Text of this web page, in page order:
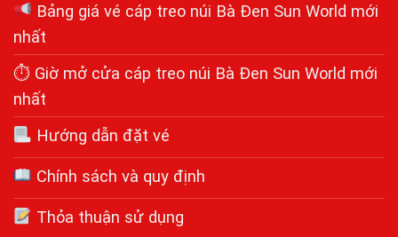
Bảng giá vé cáp treo núi Bà Đen Sun World mới
nhất
⏱ Giờ mở cửa cáp treo núi Bà Đen Sun World mới
nhất
Hướng dẫn đặt vé
Chính sách và quy định
Thỏa thuận sử dụng